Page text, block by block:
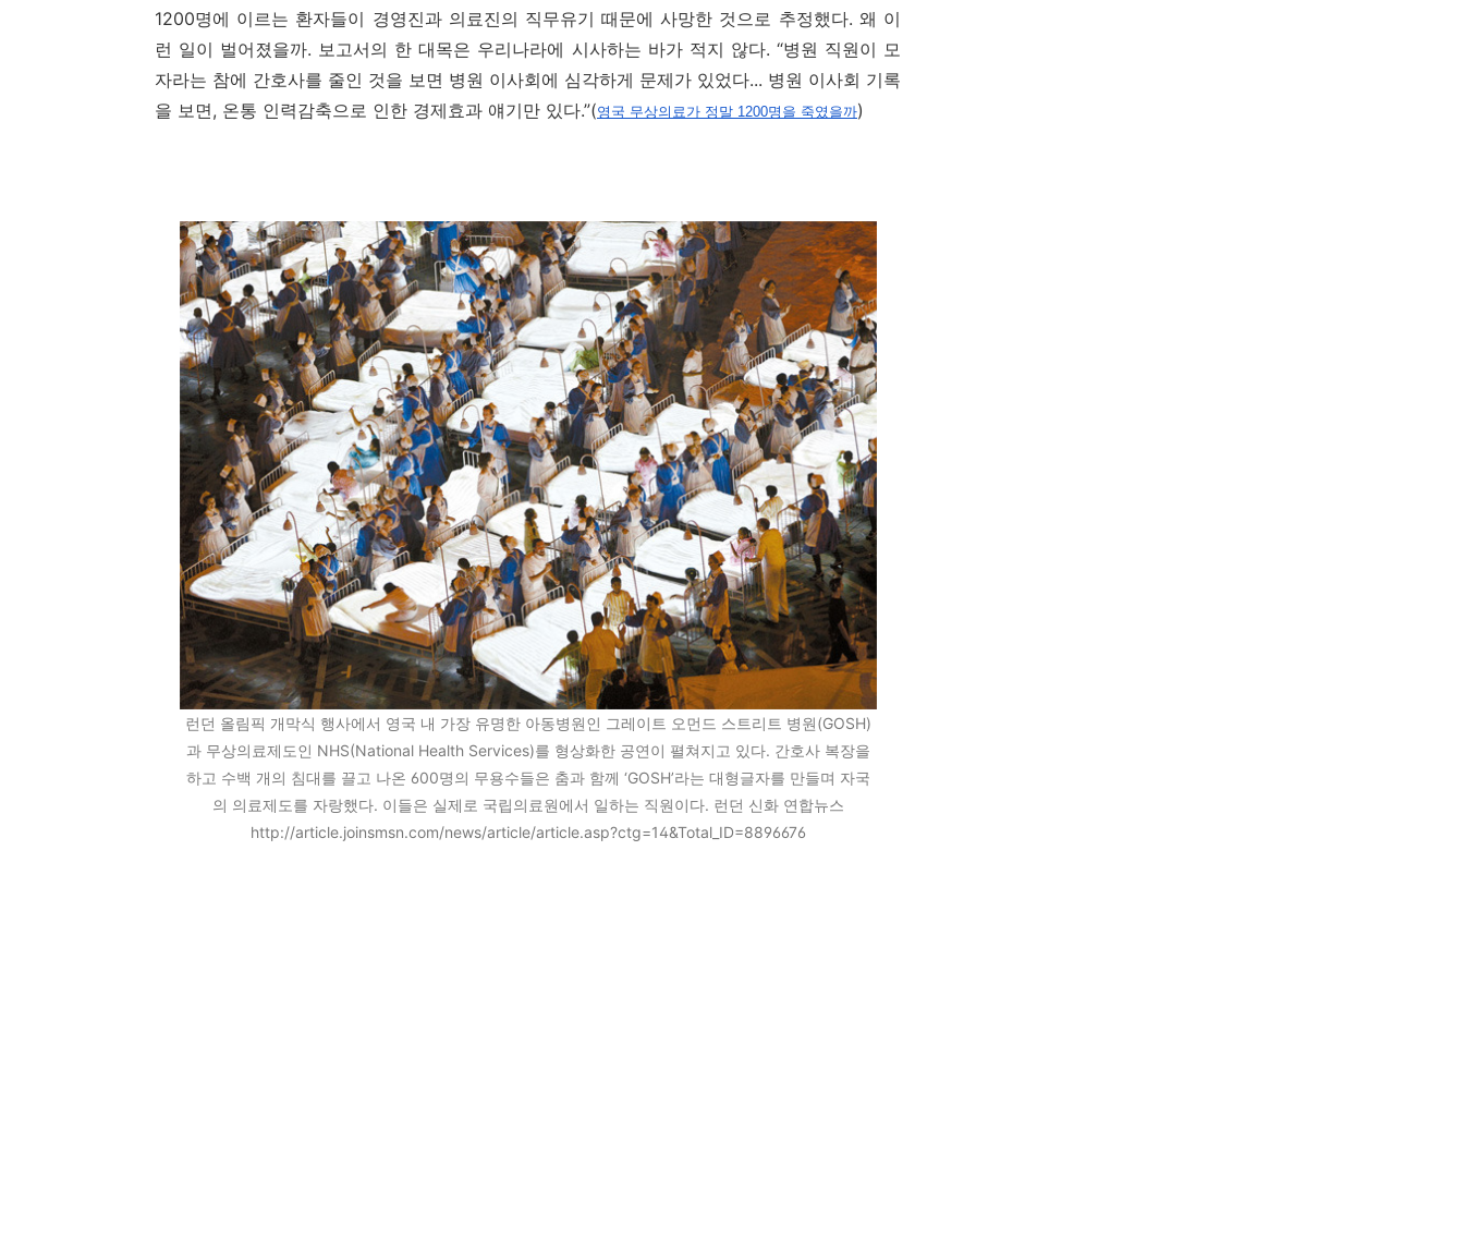
1200명에 이르는 환자들이 경영진과 의료진의 직무유기 때문에 사망한 것으로 추정했다. 왜 이
런 일이 벌어졌을까. 보고서의 한 대목은 우리나라에 시사하는 바가 적지 않다. “병원 직원이 모
자라는 참에 간호사를 줄인 것을 보면 병원 이사회에 심각하게 문제가 있었다... 병원 이사회 기록
을 보면, 온통 인력감축으로 인한 경제효과 얘기만 있다.”(영국 무상의료가 정말 1200명을 죽였을까)
런던 올림픽 개막식 행사에서 영국 내 가장 유명한 아동병원인 그레이트 오먼드 스트리트 병원(GOSH)
과 무상의료제도인 NHS(National Health Services)를 형상화한 공연이 펼쳐지고 있다. 간호사 복장을
하고 수백 개의 침대를 끌고 나온 600명의 무용수들은 춤과 함께 ‘GOSH’라는 대형글자를 만들며 자국
의 의료제도를 자랑했다. 이들은 실제로 국립의료원에서 일하는 직원이다. 런던 신화 연합뉴스
http://article.joinsmsn.com/news/article/article.asp?ctg=14&Total_ID=8896676